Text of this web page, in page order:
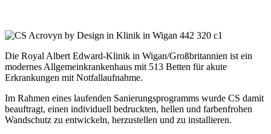
Die Royal Albert Edward-Klinik in Wigan/Großbritannien ist ein
modernes Allgemeinkrankenhaus mit 513 Betten für akute
Erkrankungen mit Notfallaufnahme.
Im Rahmen eines laufenden Sanierungsprogramms wurde CS damit
beauftragt, einen individuell bedruckten, hellen und farbenfrohen
Wandschutz zu entwickeln, herzustellen und zu installieren.